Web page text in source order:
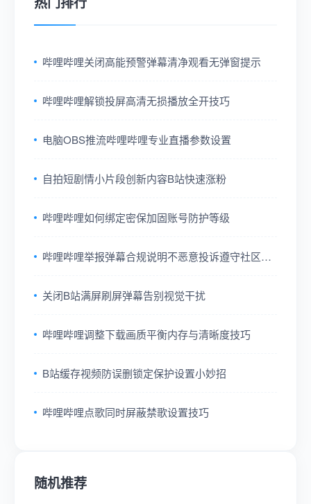
哔哩哔哩关闭高能预警弹幕清净观看无弹窗提示
哔哩哔哩解锁投屏高清无损播放全开技巧
电脑OBS推流哔哩哔哩专业直播参数设置
自拍短剧情小片段创新内容B站快速涨粉
哔哩哔哩如何绑定密保加固账号防护等级
哔哩哔哩举报弹幕合规说明不恶意投诉遵守社区规
关闭B站满屏刷屏弹幕告别视觉干扰
哔哩哔哩调整下载画质平衡内存与清晰度技巧
B站缓存视频防误删锁定保护设置小妙招
哔哩哔哩点歌同时屏蔽禁歌设置技巧
随机推荐